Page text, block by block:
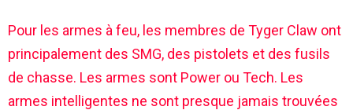
Pour les armes à feu, les membres de Tyger Claw ont
principalement des SMG, des pistolets et des fusils
de chasse. Les armes sont Power ou Tech. Les
armes intelligentes ne sont presque jamais trouvées